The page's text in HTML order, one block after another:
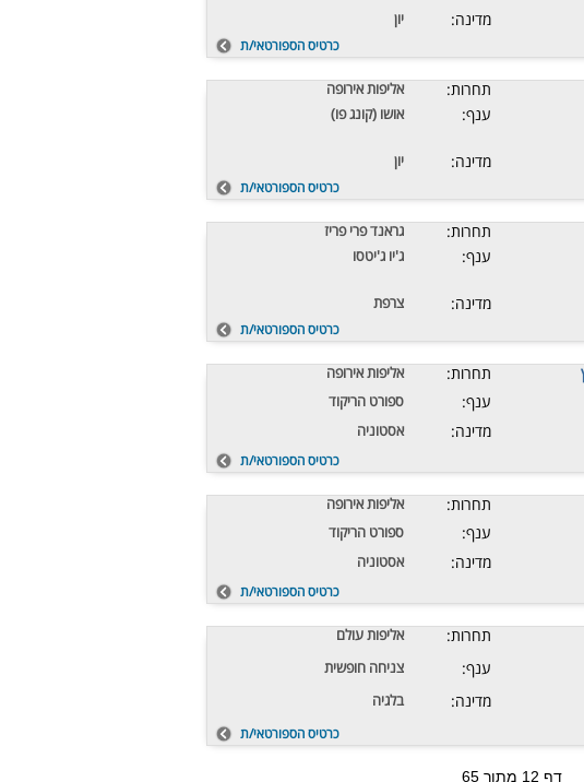
מדינה: יון
כרטיס הספורטאי/ת
תחרות: אליפות אירופה
ענף: אושו (קונג פו)
מדינה: יון
כרטיס הספורטאי/ת
תחרות: גראנד פרי פריז
ענף: ג'יו ג'יטסו
מדינה: צרפת
כרטיס הספורטאי/ת
תחרות: אליפות אירופה
ענף: ספורט הריקוד
מדינה: אסטוניה
כרטיס הספורטאי/ת
תחרות: אליפות אירופה
ענף: ספורט הריקוד
מדינה: אסטוניה
כרטיס הספורטאי/ת
תחרות: אליפות עולם
ענף: צניחה חופשית
מדינה: בלגיה
כרטיס הספורטאי/ת
דף 12 מתוך 65